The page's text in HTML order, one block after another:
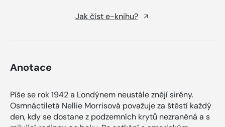
Jak číst e-knihu?
Anotace
Píše se rok 1942 a Londýnem neustále znějí sirény.
Osmnáctiletá Nellie Morrisová považuje za štěstí každý
den, kdy se dostane z podzemních krytů nezraněná a s